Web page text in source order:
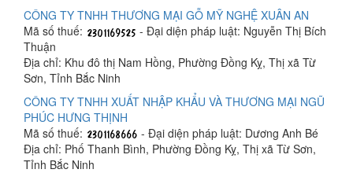
CÔNG TY TNHH THƯƠNG MẠI GỖ MỸ NGHỆ XUÂN AN
Mã số thuế:
- Đại diện pháp luật: Nguyễn Thị Bích
Thuận
Địa chỉ: Khu đô thị Nam Hồng, Phường Đồng Kỵ, Thị xã Từ
Sơn, Tỉnh Bắc Ninh
CÔNG TY TNHH XUẤT NHẬP KHẨU VÀ THƯƠNG MẠI NGŨ
PHÚC HƯNG THỊNH
Mã số thuế:
- Đại diện pháp luật: Dương Anh Bé
Địa chỉ: Phố Thanh Bình, Phường Đồng Kỵ, Thị xã Từ Sơn,
Tỉnh Bắc Ninh